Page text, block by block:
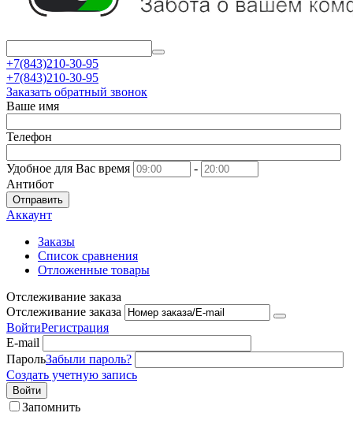
+7(843)210-30-95
+7(843)210-30-95
Заказать обратный звонок
Ваше имя
Телефон
Удобное для Вас время
-
Антибот
Отправить
Аккаунт
Заказы
Список сравнения
Отложенные товары
Отслеживание заказа
Отслеживание заказа
ВойтиРегистрация
E-mail
ПарольЗабыли пароль?
Создать учетную запись
Войти
Запомнить